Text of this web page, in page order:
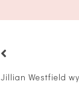
Jillian Westfield